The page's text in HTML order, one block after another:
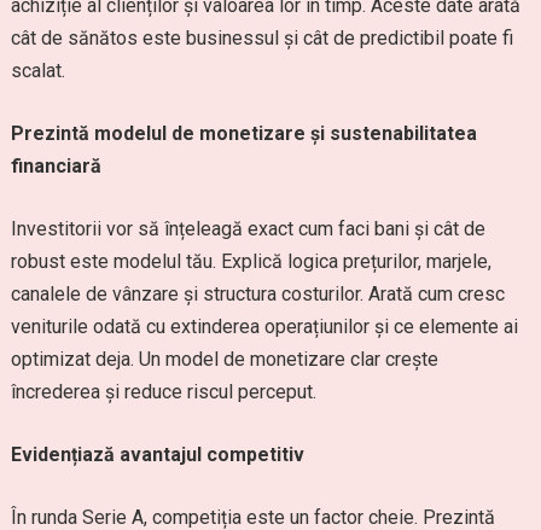
achiziție al clienților și valoarea lor în timp. Aceste date arată
cât de sănătos este businessul și cât de predictibil poate fi
scalat.
Prezintă modelul de monetizare și sustenabilitatea
financiară
Investitorii vor să înțeleagă exact cum faci bani și cât de
robust este modelul tău. Explică logica prețurilor, marjele,
canalele de vânzare și structura costurilor. Arată cum cresc
veniturile odată cu extinderea operațiunilor și ce elemente ai
optimizat deja. Un model de monetizare clar crește
încrederea și reduce riscul perceput.
Evidențiază avantajul competitiv
În runda Serie A, competiția este un factor cheie. Prezintă